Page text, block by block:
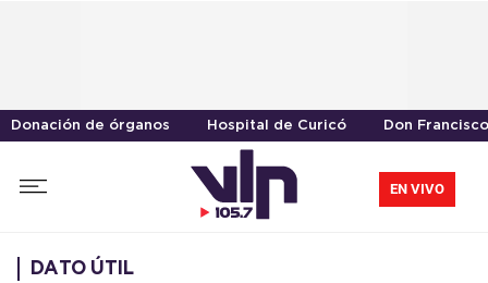
Donación de órganos Hospital de Curicó Don Francisco
EN VIVO
DATO ÚTIL